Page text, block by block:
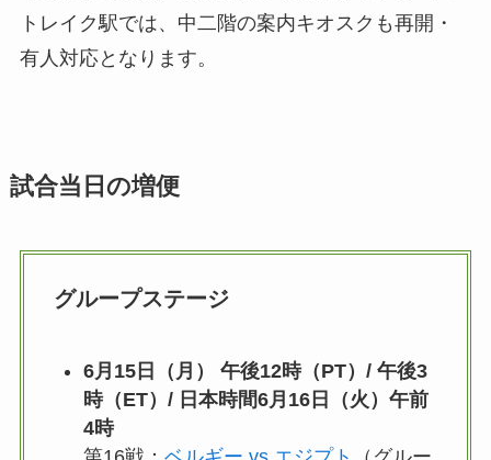
トレイク駅では、中二階の案内キオスクも再開・
有人対応となります。
試合当日の増便
グループステージ
6月15日（月） 午後12時（PT）/ 午後3
時（ET）/ 日本時間6月16日（火）午前
4時